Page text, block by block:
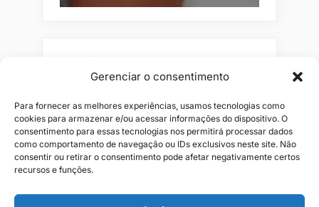
Gerenciar o consentimento
Para fornecer as melhores experiências, usamos tecnologias como
cookies para armazenar e/ou acessar informações do dispositivo. O
consentimento para essas tecnologias nos permitirá processar dados
como comportamento de navegação ou IDs exclusivos neste site. Não
consentir ou retirar o consentimento pode afetar negativamente certos
recursos e funções.
Pesquisar